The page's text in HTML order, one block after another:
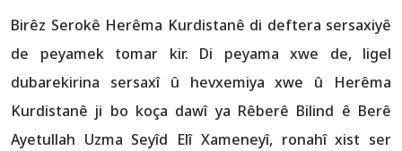
Birêz Serokê Herêma Kurdistanê di deftera sersaxiyê
de peyamek tomar kir. Di peyama xwe de, ligel
dubarekirina sersaxî û hevxemiya xwe û Herêma
Kurdistanê ji bo koça dawî ya Rêberê Bilind ê Berê
Ayetullah Uzma Seyîd Elî Xameneyî, ronahî xist ser